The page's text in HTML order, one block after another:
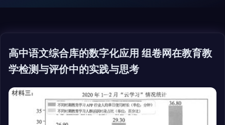
高中语文综合库的数字化应用 组卷网在教育教
学检测与评价中的实践与思考